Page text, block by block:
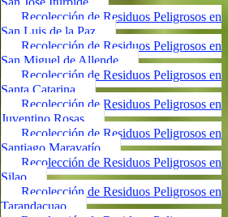
Recolección de Residuos Peligrosos en
San Luis de la Paz
Recolección de Residuos Peligrosos en
San Miguel de Allende
Recolección de Residuos Peligrosos en
Santa Catarina
Recolección de Residuos Peligrosos en
Juventino Rosas
Recolección de Residuos Peligrosos en
Santiago Maravatío
Recolección de Residuos Peligrosos en
Silao
Recolección de Residuos Peligrosos en
Tarandacuao